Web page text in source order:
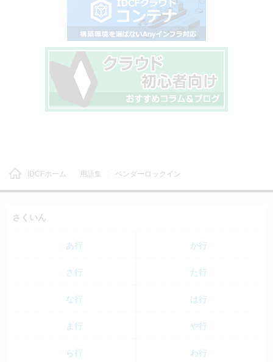
IDCFホーム 用語集 ベンダーロックイン
さくいん
あ行 か行
さ行 た行
な行 は行
ま行 や行
ら行 わ行